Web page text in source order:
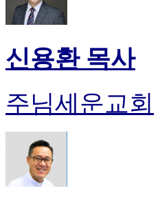
신용환 목사
주님세운교회